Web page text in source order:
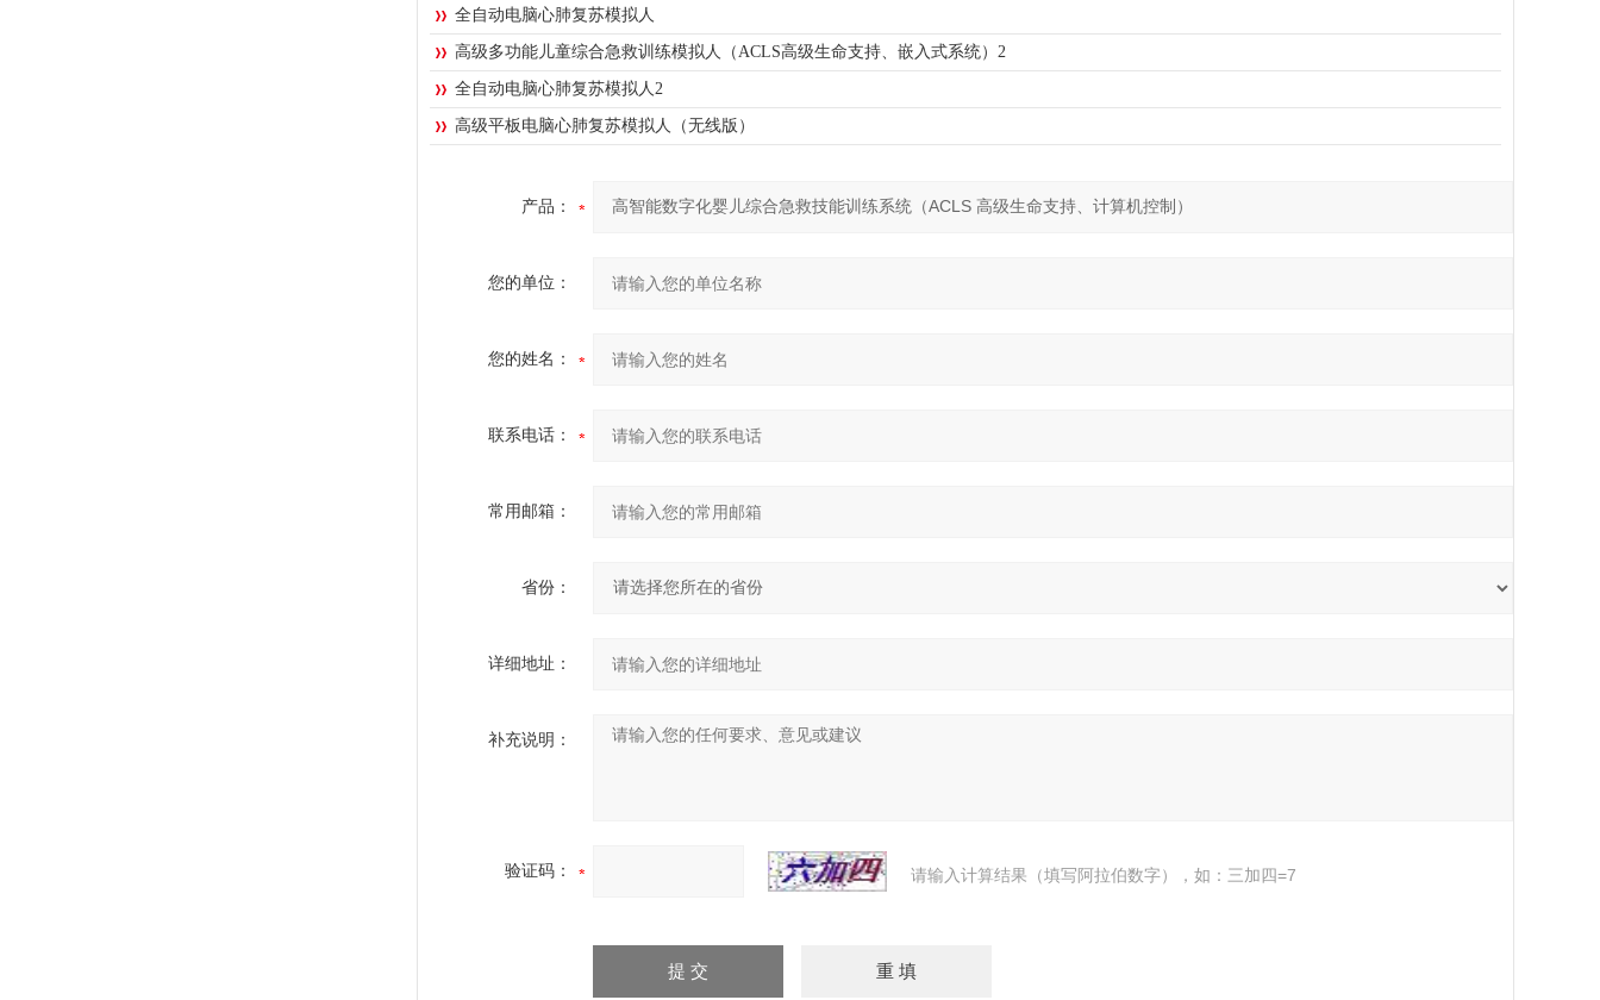
全自动电脑心肺复苏模拟人
高级多功能儿童综合急救训练模拟人（ACLS高级生命支持、嵌入式系统）2
全自动电脑心肺复苏模拟人2
高级平板电脑心肺复苏模拟人（无线版）
产品：
您的单位：
您的姓名：
联系电话：
常用邮箱：
省份：
详细地址：
补充说明：
验证码： 请输入计算结果（填写阿拉伯数字），如：三加四=7